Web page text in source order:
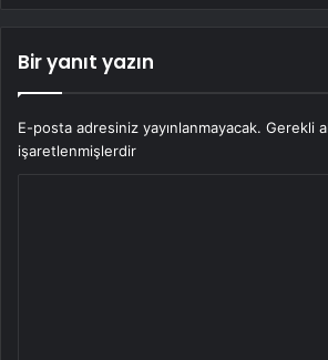
Bir yanıt yazın
E-posta adresiniz yayınlanmayacak. Gerekli
işaretlenmişlerdir